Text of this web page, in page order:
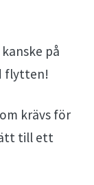
på
flytten!
krävs för
till ett